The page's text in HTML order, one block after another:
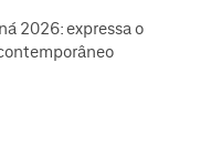
2026: expressa o